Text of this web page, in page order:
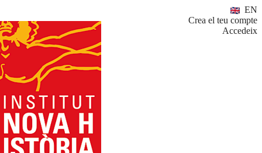
EN
Crea el teu compte
Accedeix